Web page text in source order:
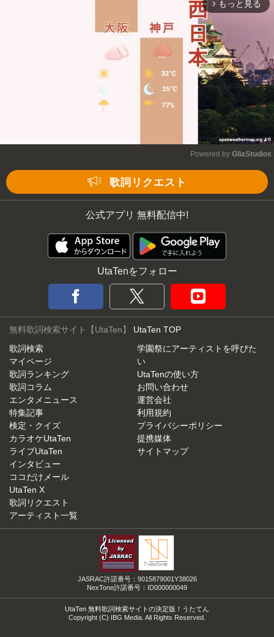
arrow_forward_ios もっと見る
Powered by GliaStudios
歌詞リクエスト
公式アプリ 無料配信中!
UtaTenをフォロー
無料歌詞検索サイト【UtaTen】 UtaTen TOP
歌詞検索
マイページ
歌詞ランキング
歌詞コラム
エンタメニュース
特集記事
検定・クイズ
カラオケUtaTen
ライブUtaTen
インタビュー
ココだけメール
UtaTen X
歌詞リクエスト
アーティスト一覧
学園祭にアーティストを呼びた
い
UtaTenの使い方
お問い合わせ
運営会社
利用規約
プライバシーポリシー
提携媒体
サイトマップ
JASRAC許諾番号：9015879001Y38026
NexTone許諾番号：ID000000049
UtaTen 無料歌詞検索サイトの決定版！うたてん
Copyright (C) IBG Media. All Rights Reserved.